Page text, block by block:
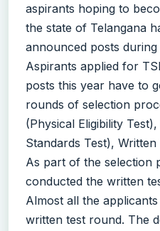
aspirants hoping to
the state of Telangana
announced posts
Aspirants applied for
posts this year have to
rounds of selection
(Physical Eligibility
Standards Test),
As part of the selection
conducted the written
Almost all the
written test round. The